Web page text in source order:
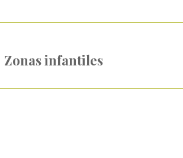
Zonas infantiles